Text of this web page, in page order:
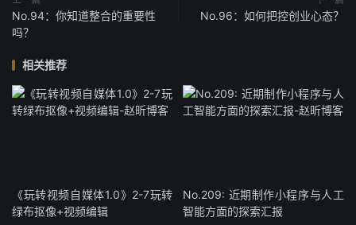
No.94：你知道整合的重要性
吗？
No.96：如何把控创业心态？
相关推荐
《玩转视频自媒体1.0》2-7玩转
绿布抠像+视频编辑
No.209: 近期制作小程序与人工
智能方面的探索汇报